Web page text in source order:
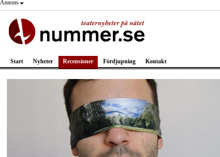
Annons
Start Nyheter Recensioner Fördjupning Kontakt